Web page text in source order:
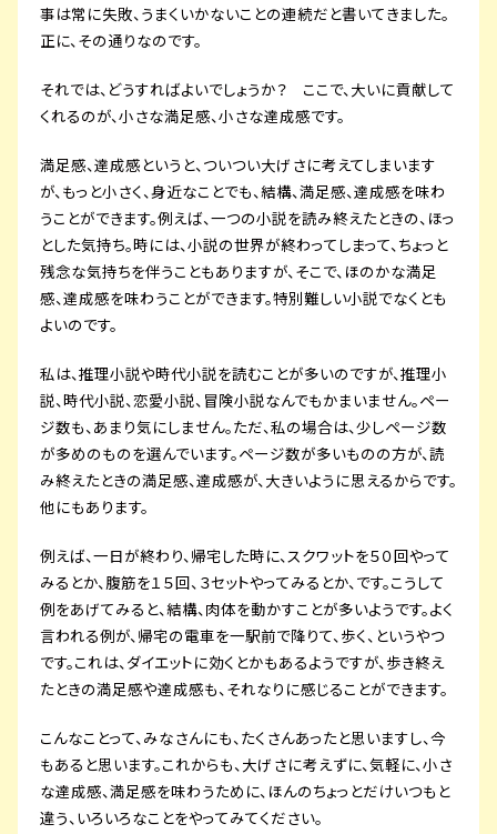
事は常に失敗、うまくいかないことの連続だと書いてきました。
正に、その通りなのです。
それでは、どうすればよいでしょうか？ ここで、大いに貢献して
くれるのが、小さな満足感、小さな達成感です。
満足感、達成感というと、ついつい大げさに考えてしまいます
が、もっと小さく、身近なことでも、結構、満足感、達成感を味わ
うことができます。例えば、一つの小説を読み終えたときの、ほっ
とした気持ち。時には、小説の世界が終わってしまって、ちょっと
残念な気持ちを伴うこともありますが、そこで、ほのかな満足
感、達成感を味わうことができます。特別難しい小説でなくとも
よいのです。
私は、推理小説や時代小説を読むことが多いのですが、推理小
説、時代小説、恋愛小説、冒険小説なんでもかまいません。ペー
ジ数も、あまり気にしません。ただ、私の場合は、少しページ数
が多めのものを選んでいます。ページ数が多いものの方が、読
み終えたときの満足感、達成感が、大きいように思えるからです。
他にもあります。
例えば、一日が終わり、帰宅した時に、スクワットを５０回やって
みるとか、腹筋を１５回、３セットやってみるとか、です。こうして
例をあげてみると、結構、肉体を動かすことが多いようです。よく
言われる例が、帰宅の電車を一駅前で降りて、歩く、というやつ
です。これは、ダイエットに効くとかもあるようですが、歩き終え
たときの満足感や達成感も、それなりに感じることができます。
こんなことって、みなさんにも、たくさんあったと思いますし、今
もあると思います。これからも、大げさに考えずに、気軽に、小さ
な達成感、満足感を味わうために、ほんのちょっとだけいつもと
違う、いろいろなことをやってみてください。